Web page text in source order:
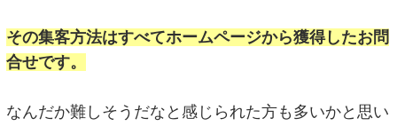
その集客方法はすべてホームページから獲得したお問
合せです。
なんだか難しそうだなと感じられた方も多いかと思い